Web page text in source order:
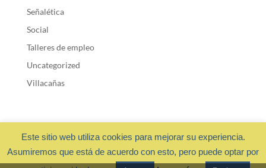
Señalética
Social
Talleres de empleo
Uncategorized
Villacañas
Fundación Cadisla 2018 ·Privacidad y cookies - Diseño web:
Este sitio web utiliza cookies para mejorar su experiencia.
Asumiremos que está de acuerdo con esto, pero puede optar por